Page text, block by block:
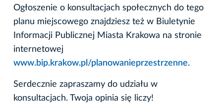
Ogłoszenie o konsultacjach społecznych do tego
planu miejscowego znajdziesz też w Biuletynie
Informacji Publicznej Miasta Krakowa na stronie
internetowej
www.bip.krakow.pl/planowanieprzestrzenne.
Serdecznie zapraszamy do udziału w
konsultacjach. Twoja opinia się liczy!